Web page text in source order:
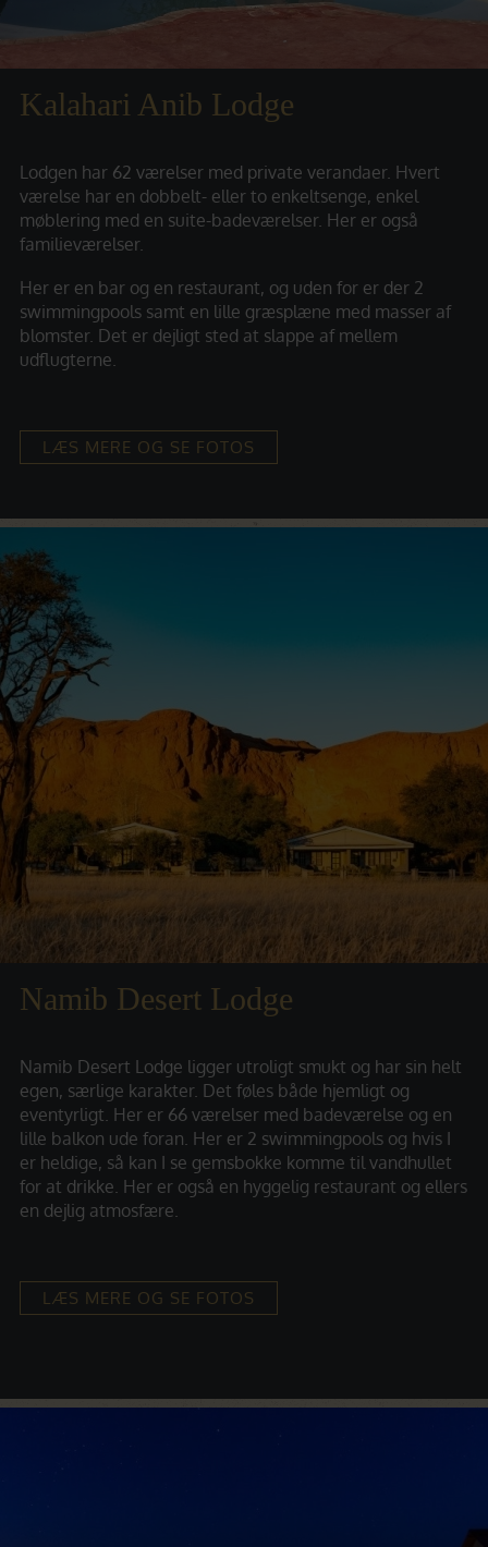
Kalahari Anib Lodge
Lodgen har 62 værelser med private verandaer. Hvert
værelse har en dobbelt- eller to enkeltsenge, enkel
møblering med en suite-badeværelser. Her er også
familieværelser.
Her er en bar og en restaurant, og uden for er der 2
swimmingpools samt en lille græsplæne med masser af
blomster. Det er dejligt sted at slappe af mellem
udflugterne.
LÆS MERE OG SE FOTOS
Namib Desert Lodge
Namib Desert Lodge ligger utroligt smukt og har sin helt
egen, særlige karakter. Det føles både hjemligt og
eventyrligt. Her er 66 værelser med badeværelse og en
lille balkon ude foran. Her er 2 swimmingpools og hvis I
er heldige, så kan I se gemsbokke komme til vandhullet
for at drikke. Her er også en hyggelig restaurant og ellers
en dejlig atmosfære.
LÆS MERE OG SE FOTOS